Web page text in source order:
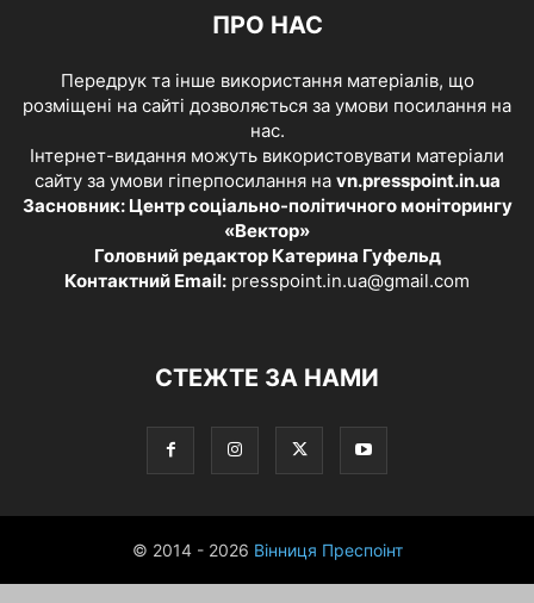
ПРО НАС
Передрук та інше використання матеріалів, що
розміщені на сайті дозволяється за умови посилання на
нас.
Інтернет-видання можуть використовувати матеріали
сайту за умови гіперпосилання на vn.presspoint.in.ua
Засновник: Центр соціально-політичного моніторингу
«Вектор»
Головний редактор Катерина Гуфельд
Контактний Email: presspoint.in.ua@gmail.com
СТЕЖТЕ ЗА НАМИ
© 2014 - 2026 Вінниця Преспоінт